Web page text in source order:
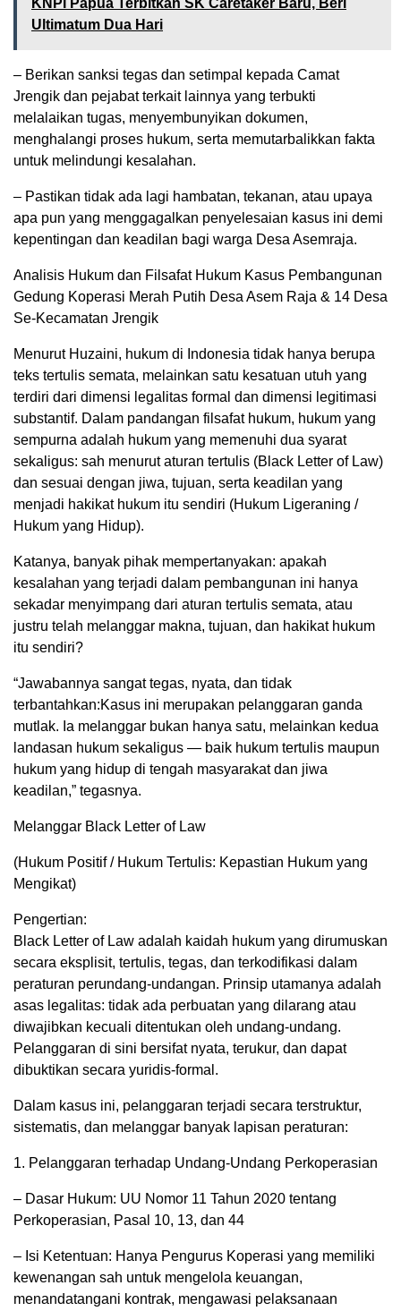
Ultimatum Dua Hari
– Berikan sanksi tegas dan setimpal kepada Camat
Jrengik dan pejabat terkait lainnya yang terbukti
melalaikan tugas, menyembunyikan dokumen,
menghalangi proses hukum, serta memutarbalikkan fakta
untuk melindungi kesalahan.
– Pastikan tidak ada lagi hambatan, tekanan, atau upaya
apa pun yang menggagalkan penyelesaian kasus ini demi
kepentingan dan keadilan bagi warga Desa Asemraja.
Analisis Hukum dan Filsafat Hukum Kasus Pembangunan
Gedung Koperasi Merah Putih Desa Asem Raja & 14 Desa
Se-Kecamatan Jrengik
Menurut Huzaini, hukum di Indonesia tidak hanya berupa
teks tertulis semata, melainkan satu kesatuan utuh yang
terdiri dari dimensi legalitas formal dan dimensi legitimasi
substantif. Dalam pandangan filsafat hukum, hukum yang
sempurna adalah hukum yang memenuhi dua syarat
sekaligus: sah menurut aturan tertulis (Black Letter of Law)
dan sesuai dengan jiwa, tujuan, serta keadilan yang
menjadi hakikat hukum itu sendiri (Hukum Ligeraning /
Hukum yang Hidup).
Katanya, banyak pihak mempertanyakan: apakah
kesalahan yang terjadi dalam pembangunan ini hanya
sekadar menyimpang dari aturan tertulis semata, atau
justru telah melanggar makna, tujuan, dan hakikat hukum
itu sendiri?
“Jawabannya sangat tegas, nyata, dan tidak
terbantahkan:Kasus ini merupakan pelanggaran ganda
mutlak. Ia melanggar bukan hanya satu, melainkan kedua
landasan hukum sekaligus — baik hukum tertulis maupun
hukum yang hidup di tengah masyarakat dan jiwa
keadilan,” tegasnya.
Melanggar Black Letter of Law
(Hukum Positif / Hukum Tertulis: Kepastian Hukum yang
Mengikat)
Pengertian:
Black Letter of Law adalah kaidah hukum yang dirumuskan
secara eksplisit, tertulis, tegas, dan terkodifikasi dalam
peraturan perundang-undangan. Prinsip utamanya adalah
asas legalitas: tidak ada perbuatan yang dilarang atau
diwajibkan kecuali ditentukan oleh undang-undang.
Pelanggaran di sini bersifat nyata, terukur, dan dapat
dibuktikan secara yuridis-formal.
Dalam kasus ini, pelanggaran terjadi secara terstruktur,
sistematis, dan melanggar banyak lapisan peraturan:
1. Pelanggaran terhadap Undang-Undang Perkoperasian
– Dasar Hukum: UU Nomor 11 Tahun 2020 tentang
Perkoperasian, Pasal 10, 13, dan 44
– Isi Ketentuan: Hanya Pengurus Koperasi yang memiliki
kewenangan sah untuk mengelola keuangan,
menandatangani kontrak, mengawasi pelaksanaan